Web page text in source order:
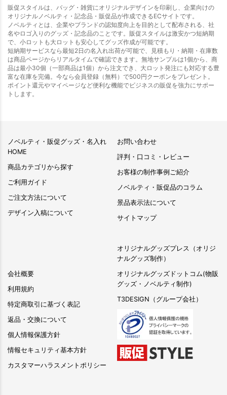
販促スタイルは、バッグ・雑貨にオリジナルデザインを印刷し、企業向けの
オリジナルノベルティ・記念品・販促品が作成できるECサイトです。
ノベルティとは、企業やブランドの認知度向上を目的として配布される、社
名やロゴ入りのグッズ・記念品のことです。販促スタイルは激安かつ短納期
で、小ロットも大ロットも安心してグッズ作成が可能です。
短納期サービスなら最短2日の名入れ出荷が可能で、見積もり・納期・在庫数
は商品ページからリアルタイムで確認できます。無地サンプルは1個から、商
品は最小30個（一部商品は1個）から注文でき、大ロット発注にも対応する豊
富な在庫を完備。今なら会員登録（無料）で500円クーポンをプレゼント。
ポイント還元やマイページなど便利な機能でビジネスの販促を強力にサポー
トします。
ノベルティ・販促グッズ・名入れ
HOME
商品カテゴリから探す
ご利用ガイド
ご注文方法について
デザイン入稿について
会社概要
利用規約
特定商取引に基づく表記
返品・交換について
個人情報保護方針
情報セキュリティ基本方針
カスタマーハラスメントポリシー
お問い合わせ
評判・口コミ・レビュー
お客様の制作事例ご紹介
ノベルティ・販促品のコラム
景品表示法について
サイトマップ
オリジナルグッズプレス（オリジ
ナルグッズ制作）
オリジナルグッズドットコム(物販
グッズ・ノベルティ制作)
T3DESIGN（グループ会社）